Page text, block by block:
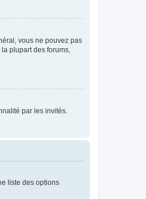
vous ne pouvez pas
plupart des forums,
par les invités.
liste des options